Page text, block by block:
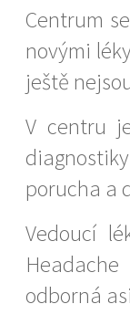
Centrum
novými
ještě
V centru
porucha a
Vedoucí
odborná